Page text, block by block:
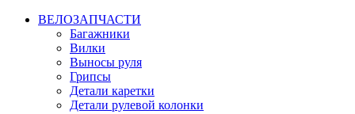
ВЕЛОЗАПЧАСТИ
Багажники
Вилки
Выносы руля
Грипсы
Детали каретки
Детали рулевой колонки